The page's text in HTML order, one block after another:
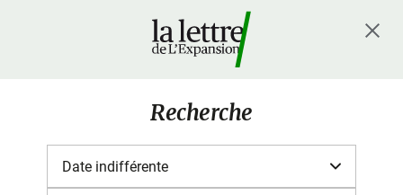
Recherche